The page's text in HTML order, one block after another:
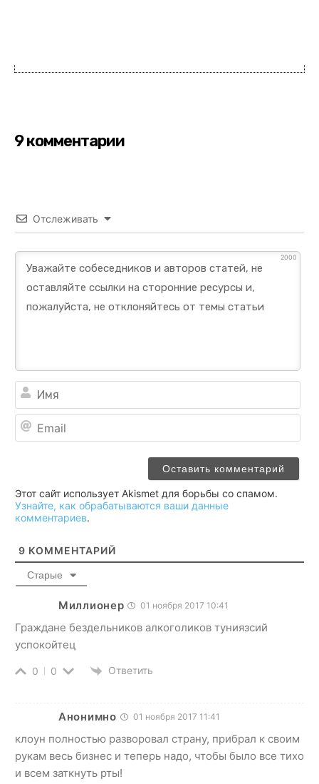
9 комментарии
Отслеживать
2000
Этот сайт использует Akismet для борьбы со спамом.
Узнайте, как обрабатываются ваши данные
комментариев.
9 КОММЕНТАРИЙ
Старые
Миллионер 01 ноября 2017 10:41
Граждане бездельников алкоголиков туниязсий
успокойтец
0 0 Ответить
Анонимно 01 ноября 2017 11:41
клоун полностью разворовал страну, прибрал к своим
рукам весь бизнес и теперь надо, чтобы было все тихо
и всем заткнуть рты!